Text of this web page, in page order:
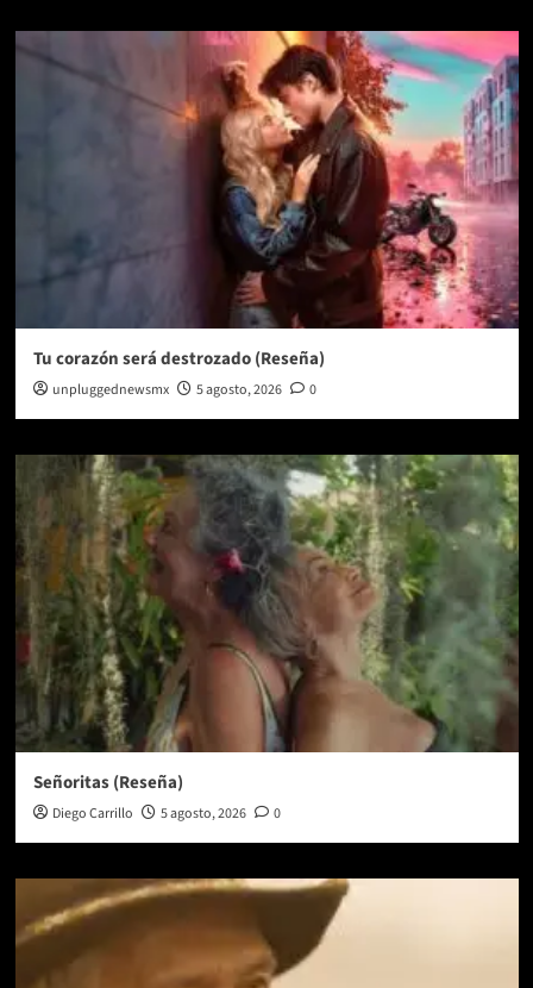
Tu corazón será destrozado (Reseña)
unpluggednewsmx 5 agosto, 2026 0
Señoritas (Reseña)
Diego Carrillo 5 agosto, 2026 0